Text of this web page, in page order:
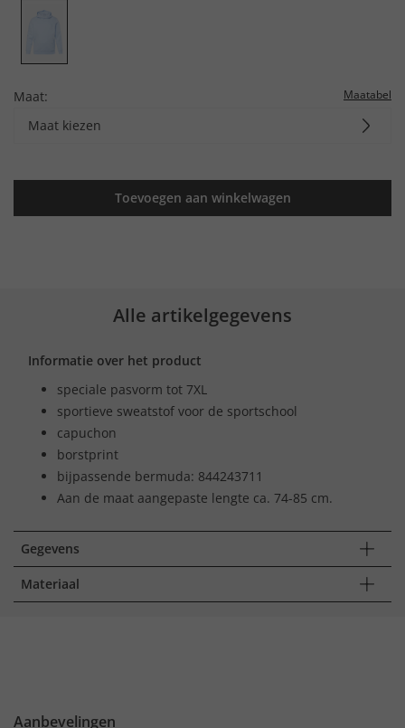
Maat: Maatabel
Maat kiezen
Toevoegen aan winkelwagen
Alle artikelgegevens
Informatie over het product
speciale pasvorm tot 7XL
sportieve sweatstof voor de sportschool
capuchon
borstprint
bijpassende bermuda: 844243711
Aan de maat aangepaste lengte ca. 74-85 cm.
Gegevens
Materiaal
Aanbevelingen